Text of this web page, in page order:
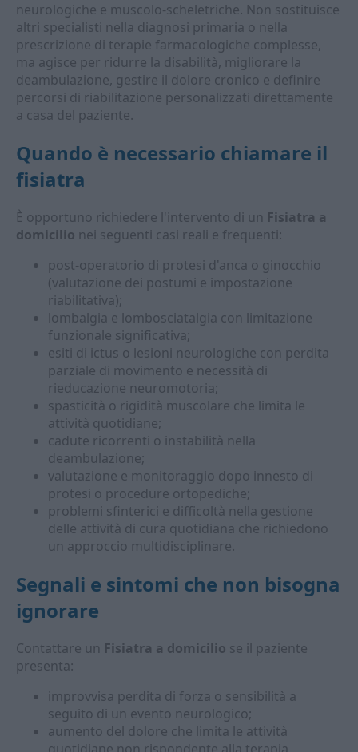
neurologiche e muscolo-scheletriche. Non sostituisce
altri specialisti nella diagnosi primaria o nella
prescrizione di terapie farmacologiche complesse,
ma agisce per ridurre la disabilità, migliorare la
deambulazione, gestire il dolore cronico e definire
percorsi di riabilitazione personalizzati direttamente
a casa del paziente.
Quando è necessario chiamare il
fisiatra
È opportuno richiedere l'intervento di un Fisiatra a
domicilio nei seguenti casi reali e frequenti:
post-operatorio di protesi d'anca o ginocchio
(valutazione dei postumi e impostazione
riabilitativa);
lombalgia e lombosciatalgia con limitazione
funzionale significativa;
esiti di ictus o lesioni neurologiche con perdita
parziale di movimento e necessità di
rieducazione neuromotoria;
spasticità o rigidità muscolare che limita le
attività quotidiane;
cadute ricorrenti o instabilità nella
deambulazione;
valutazione e monitoraggio dopo innesto di
protesi o procedure ortopediche;
problemi sfinterici e difficoltà nella gestione
delle attività di cura quotidiana che richiedono
un approccio multidisciplinare.
Segnali e sintomi che non bisogna
ignorare
Contattare un Fisiatra a domicilio se il paziente
presenta:
improvvisa perdita di forza o sensibilità a
seguito di un evento neurologico;
aumento del dolore che limita le attività